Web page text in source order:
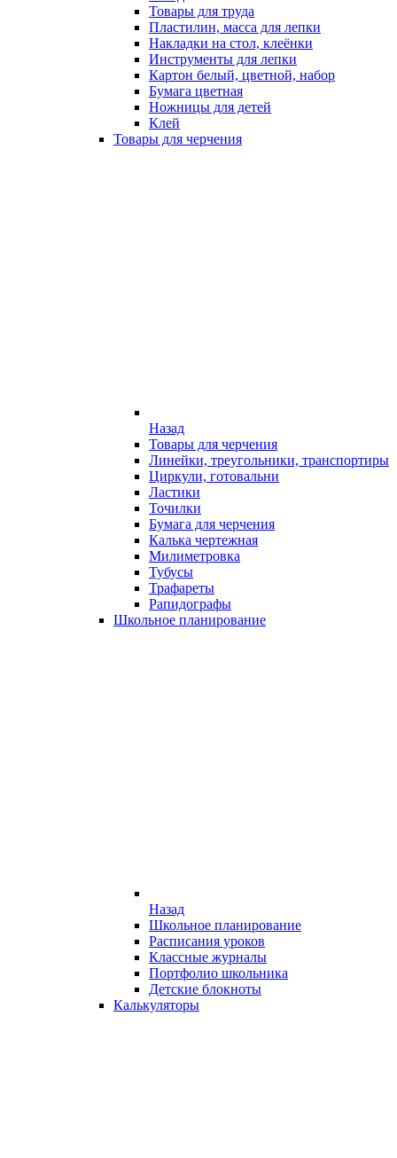
Товары для труда
Пластилин, масса для лепки
Накладки на стол, клеёнки
Инструменты для лепки
Картон белый, цветной, набор
Бумага цветная
Ножницы для детей
Клей
Товары для черчения
Назад
Товары для черчения
Линейки, треугольники, транспортиры
Циркули, готовальни
Ластики
Точилки
Бумага для черчения
Калька чертежная
Милиметровка
Тубусы
Трафареты
Рапидографы
Школьное планирование
Назад
Школьное планирование
Расписания уроков
Классные журналы
Портфолио школьника
Детские блокноты
Калькуляторы